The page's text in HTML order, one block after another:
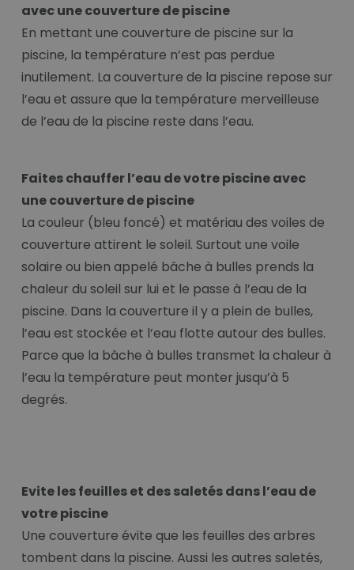
avec une couverture de piscine
En mettant une couverture de piscine sur la
piscine, la température n’est pas perdue
inutilement. La couverture de la piscine repose sur
l’eau et assure que la température merveilleuse
de l’eau de la piscine reste dans l’eau.
Faites chauffer l’eau de votre piscine avec
une couverture de piscine
La couleur (bleu foncé) et matériau des voiles de
couverture attirent le soleil. Surtout une voile
solaire ou bien appelé bâche à bulles prends la
chaleur du soleil sur lui et le passe à l’eau de la
piscine. Dans la couverture il y a plein de bulles,
l’eau est stockée et l’eau flotte autour des bulles.
Parce que la bâche à bulles transmet la chaleur à
l’eau la température peut monter jusqu’à 5
degrés.
Evite les feuilles et des saletés dans l’eau de
votre piscine
Une couverture évite que les feuilles des arbres
tombent dans la piscine. Aussi les autres saletés,